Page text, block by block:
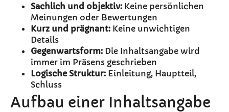
Sachlich und objektiv: Keine persönlichen
Meinungen oder Bewertungen
Kurz und prägnant: Keine unwichtigen
Details
Gegenwartsform: Die Inhaltsangabe wird
immer im Präsens geschrieben
Logische Struktur: Einleitung, Hauptteil,
Schluss
Aufbau einer Inhaltsangabe